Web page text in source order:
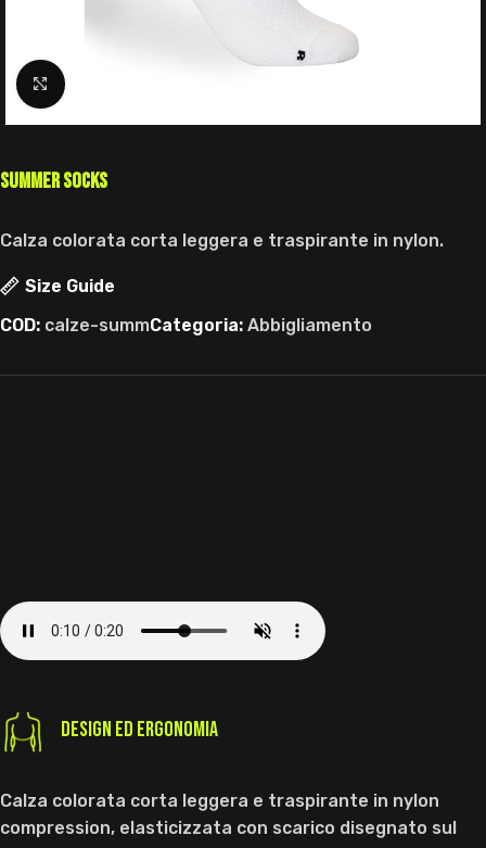
Click to enlarge
Summer Socks
Calza colorata corta leggera e traspirante in nylon.
COD: calze-summCategoria: Abbigliamento
Size Guide
DESIGN ED ERGONOMIA
Calza colorata corta leggera e traspirante in nylon
compression, elasticizzata con scarico disegnato sul